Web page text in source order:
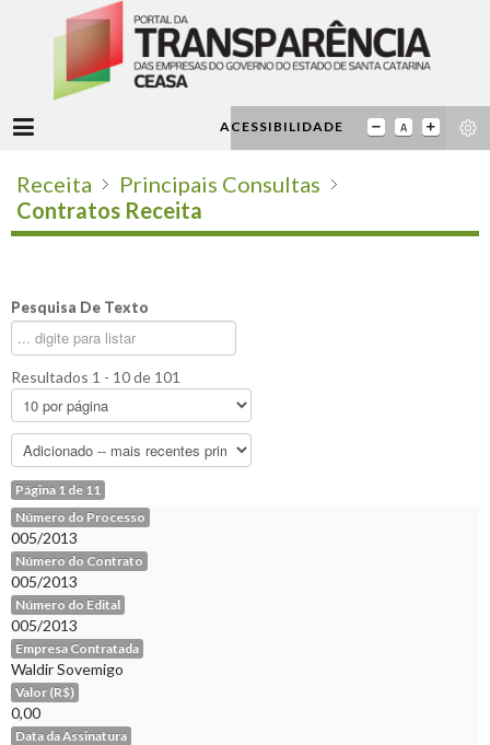
ACESSIBILIDADE
Receita
Principais Consultas
Contratos Receita
Pesquisa De Texto
Resultados 1 - 10 de 101
Página 1 de 11
Número do Processo
005/2013
Número do Contrato
005/2013
Número do Edital
005/2013
Empresa Contratada
Waldir Sovemigo
Valor (R$)
0,00
Data da Assinatura